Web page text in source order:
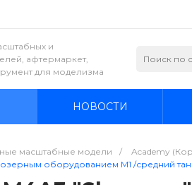
и
афтермаркет,
для моделизма
НОВОСТИ
масштабные модели / Academy
оборудованием M1 /средний